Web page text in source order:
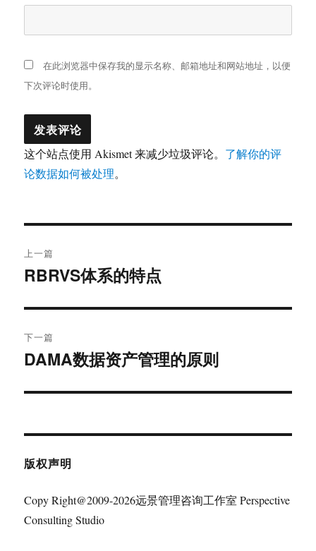
在此浏览器中保存我的显示名称、邮箱地址和网站地址，以便
下次评论时使用。
这个站点使用 Akismet 来减少垃圾评论。 了解你的评
论数据如何被处理。
章
航
上一篇
上
文
章：
RBRVS体系的特点
下一篇
下
文
DAMA数据资产管理的原则
版权声明
Copy Right@2009-2026远景管理咨询工作室 Perspective
Consulting Studio